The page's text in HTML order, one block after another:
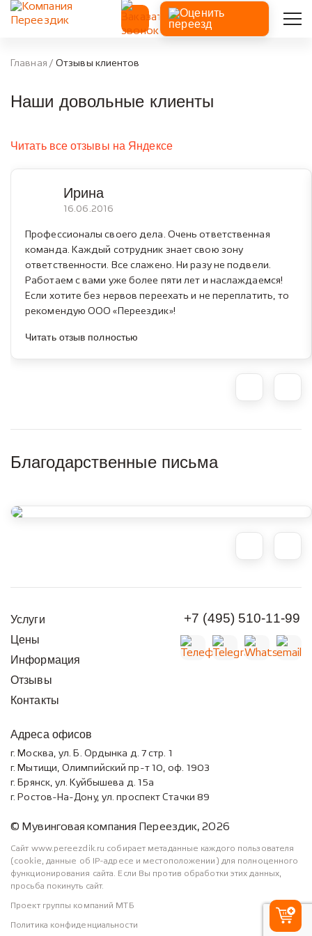
Главная /Отзывы клиентов
Наши довольные клиенты
Читать все отзывы на Яндексе
Ирина
16.06.2016
Профессионалы своего дела. Очень ответственная
команда. Каждый сотрудник знает свою зону
ответственности. Все слажено. Ни разу не подвели.
Работаем с вами уже более пяти лет и наслаждаемся!
Если хотите без нервов переехать и не переплатить, то
рекомендую ООО «Переездик»!
Читать отзыв полностью
Благодарственные письма
© Мувинговая компания Переездик, 2026
Сайт www.pereezdik.ru собирает метаданные каждого пользователя
(cookie, данные об IP-адресе и местоположении) для полноценного
функционирования сайта. Если Вы против обработки этих данных,
просьба покинуть сайт.
Проект группы компаний МТБ
Политика конфиденциальности
Услуги
Цены
Информация
Отзывы
Контакты
Адреса офисов
г. Москва, ул. Б. Ордынка д. 7 стр. 1
г. Мытищи, Олимпийский пр-т 10, оф. 1903
г. Брянск, ул. Куйбышева д. 15а
г. Ростов-На-Дону, ул. проспект Стачки 89
+7 (495) 510-11-99